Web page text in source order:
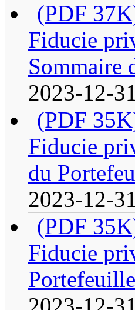
(PDF
Fiducie
Sommaire
2023-12-31
(PDF
Fiducie
du
2023-12-31
(PDF
Fiducie